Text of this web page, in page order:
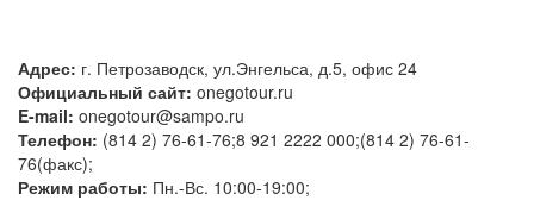
Адрес: г. Петрозаводск, ул.Энгельса, д.5, офис 24
Официальный сайт: onegotour.ru
E-mail: onegotour@sampo.ru
Телефон: (814 2) 76-61-76;8 921 2222 000;(814 2) 76-61-
76(факс);
Режим работы: Пн.-Вс. 10:00-19:00;